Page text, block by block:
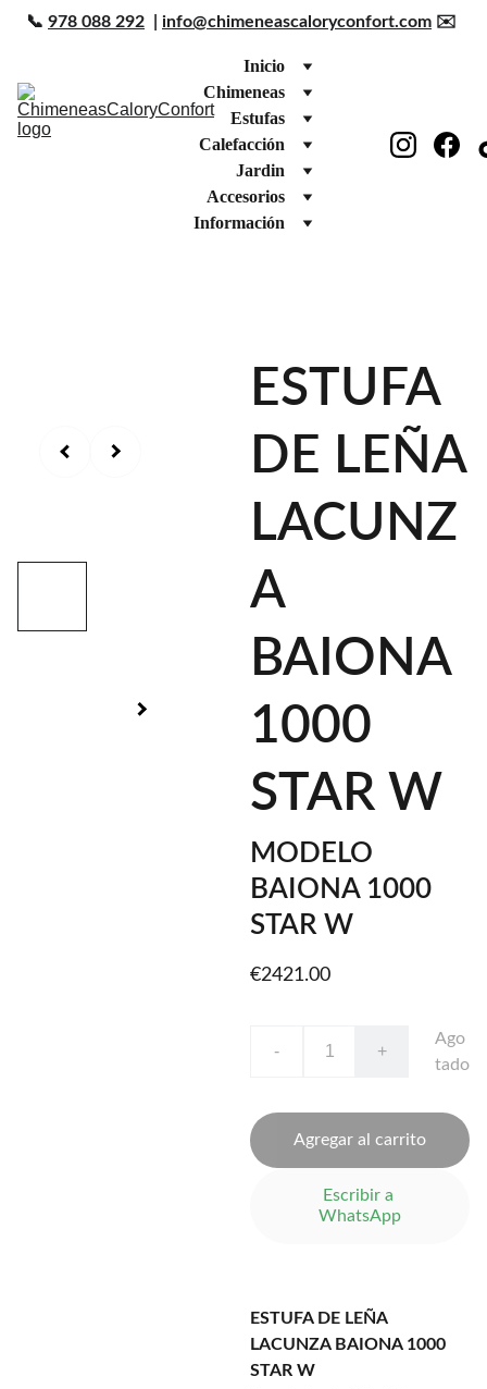
📞 978 088 292 info@chimeneascaloryconfort.com ✉️
Inicio
Chimeneas
Estufas
Calefacción
Jardin
Accesorios
Información
ESTUFA
DE LEÑA
LACUNZ
A
BAIONA
1000
STAR W
MODELO
BAIONA 1000
STAR W
€2421.00
- +
Ago
tado
Agregar al carrito
Escribir a
WhatsApp
ESTUFA DE LEÑA
LACUNZA BAIONA 1000
STAR W